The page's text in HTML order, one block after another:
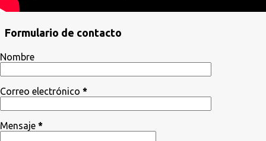
Formulario de contacto
Nombre
Correo electrónico *
Mensaje *